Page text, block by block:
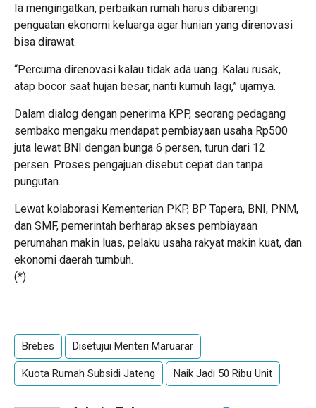
Ia mengingatkan, perbaikan rumah harus dibarengi
penguatan ekonomi keluarga agar hunian yang direnovasi
bisa dirawat.
“Percuma direnovasi kalau tidak ada uang. Kalau rusak,
atap bocor saat hujan besar, nanti kumuh lagi,” ujarnya.
Dalam dialog dengan penerima KPP, seorang pedagang
sembako mengaku mendapat pembiayaan usaha Rp500
juta lewat BNI dengan bunga 6 persen, turun dari 12
persen. Proses pengajuan disebut cepat dan tanpa
pungutan.
Lewat kolaborasi Kementerian PKP, BP Tapera, BNI, PNM,
dan SMF, pemerintah berharap akses pembiayaan
perumahan makin luas, pelaku usaha rakyat makin kuat, dan
ekonomi daerah tumbuh.
(*)
Brebes Disetujui Menteri Maruarar
Kuota Rumah Subsidi Jateng Naik Jadi 50 Ribu Unit